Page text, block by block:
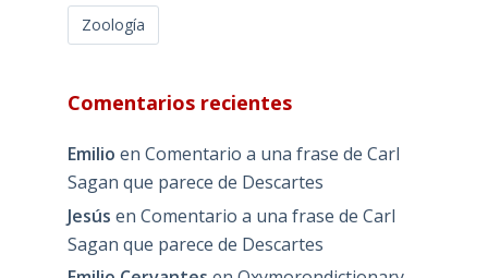
Zoología
Comentarios recientes
Emilio en Comentario a una frase de Carl
Sagan que parece de Descartes
Jesús en Comentario a una frase de Carl
Sagan que parece de Descartes